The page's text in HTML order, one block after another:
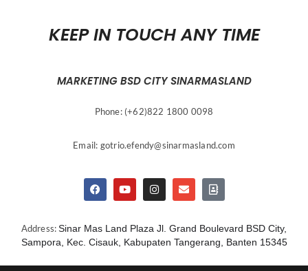
KEEP IN TOUCH ANY TIME
MARKETING BSD CITY SINARMASLAND
Phone: (+62)822 1800 0098
Email: gotrio.efendy@sinarmasland.com
Address:Sinar Mas Land Plaza Jl. Grand Boulevard BSD City,
Sampora, Kec. Cisauk, Kabupaten Tangerang, Banten 15345